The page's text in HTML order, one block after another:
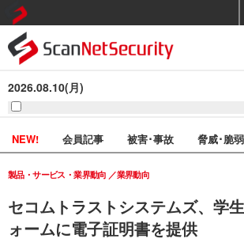
2026.08.10(月)
NEW! 会員記事 被害･事故 脅威･脆
セコムトラストシステムズ、学
ォームに電子証明書を提供
製品・サービス・業界動向 業界動向